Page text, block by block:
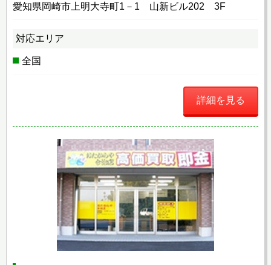
愛知県岡崎市上明大寺町1－1 山新ビル202 3F
対応エリア
全国
詳細を見る